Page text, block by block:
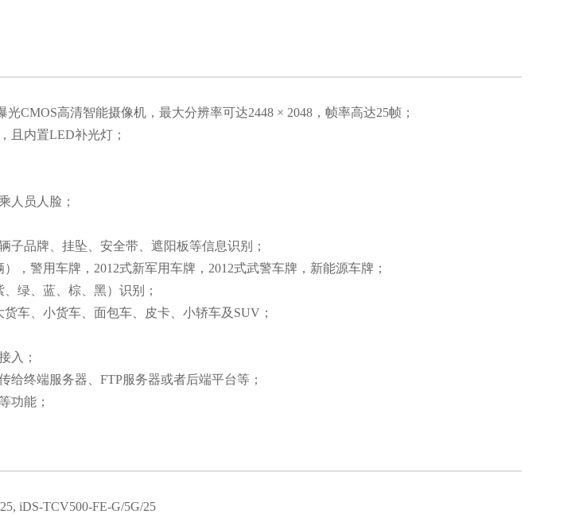
CMOS高清智能摄像机，最大分辨率可达2448 × 2048，帧率高达25帧；
且内置LED补光灯；
人员人脸；
子品牌、挂坠、安全带、遮阳板等信息识别；
，警用车牌，2012式新军用车牌，2012式武警车牌，新能源车牌；
绿、蓝、棕、黑）识别；
车、小货车、面包车、皮卡、小轿车及SUV；
入；
给终端服务器、FTP服务器或者后端平台等；
功能；
iDS-TCV500-FE-G/5G/25